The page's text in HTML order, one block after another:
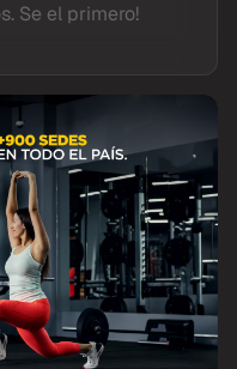
Se el primero!